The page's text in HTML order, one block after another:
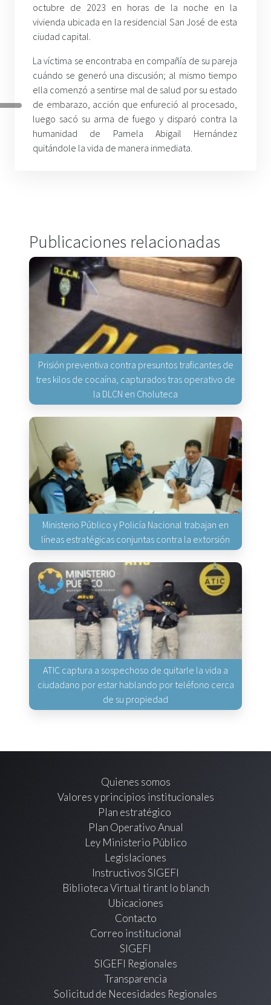
octubre de 2023 en horas de la noche en la
vivienda ubicada en la residencial San José de esta
ciudad capital.
La víctima se encontraba en compañía de su pareja
cuándo se generó una discusión; al mismo tiempo
ella comenzó a sentirse mal de salud por su estado
de embarazo, acción que enfureció al procesado,
luego sacó su arma de fuego y disparó contra la
humanidad de Pamela Abigail Hernández
quitándole la vida de manera inmediata.
Publicaciones relacionadas
Prisión preventiva contra presuntos traficantes de
tres kilos de cocaína, capturados tras operativo de
la DLCN en Choluteca
Ministerio Público y Policía Nacional trabajan en
líneas estratégicas conjuntas contra la extorsión
ATIC captura a sospechoso de quitarle la vida a
ciudadano por estar hablando por teléfono cerca
de su propiedad
Quienes somos
Valores y principios institucionales
Plan estratégico
Plan Operativo Anual
Ley Ministerio Público
Legislaciones
Instructivos SIGEFI
Biblioteca Virtual tirant lo blanch
Ubicaciones
Contacto
Correo institucional
SIGEFI
SIGEFI Regionales
Transparencia
Solicitud de Necesidades Regionales